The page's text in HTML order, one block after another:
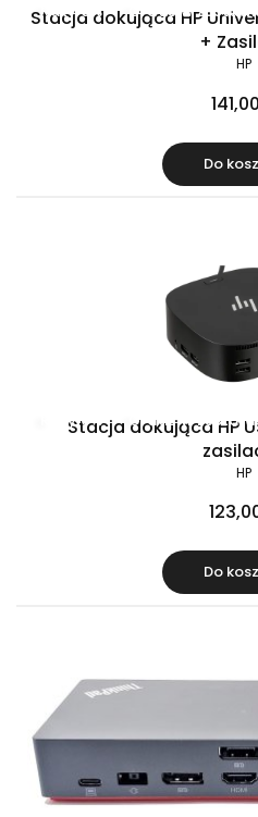
Raty 0% Gratis w
Stacja dokująca HP
+
HP
Do
Raty 0% Gratis w
Stacja dokująca HP
HP
Do